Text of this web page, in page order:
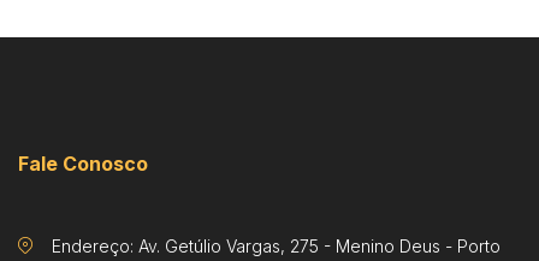
Fale Conosco
Endereço: Av. Getúlio Vargas, 275 - Menino Deus - Porto